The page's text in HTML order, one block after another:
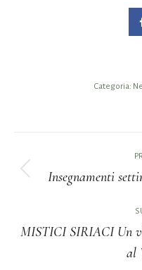
Categoria:
tra
post
Insegnamenti
MISTICI SIRIACI Un
al